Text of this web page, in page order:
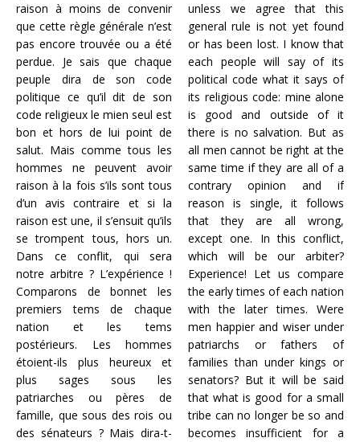
raison à moins de convenir
que cette règle générale n’est
pas encore trouvée ou a été
perdue. Je sais que chaque
peuple dira de son code
politique ce qu’il dit de son
code religieux le mien seul est
bon et hors de lui point de
salut. Mais comme tous les
hommes ne peuvent avoir
raison à la fois s’ils sont tous
d’un avis contraire et si la
raison est une, il s’ensuit qu’ils
se trompent tous, hors un.
Dans ce conflit, qui sera
notre arbitre ? L’expérience !
Comparons de bonnet les
premiers tems de chaque
nation et les tems
postérieurs. Les hommes
étoient-ils plus heureux et
plus sages sous les
patriarches ou pères de
famille, que sous des rois ou
des sénateurs ? Mais dira-t-
unless we agree
that this
general rule is not yet found
or has been lost. I know that
each people will say of its
political code what it says of
its religious code: mine alone
is good and outside of it
there is no salvation. But as
all men cannot be right at the
same time if they are all of a
contrary opinion and if
reason is single, it follows
that they are all wrong,
except one.
In this conflict,
which
will be our arbiter?
Experience! Let us compare
the early times of each nation
with the later times.
Were
men happier and wiser under
patriarchs or fathers of
families than under kings or
senators? But it will be said
that what is good for a small
tribe can no longer be so and
becomes insufficient for a